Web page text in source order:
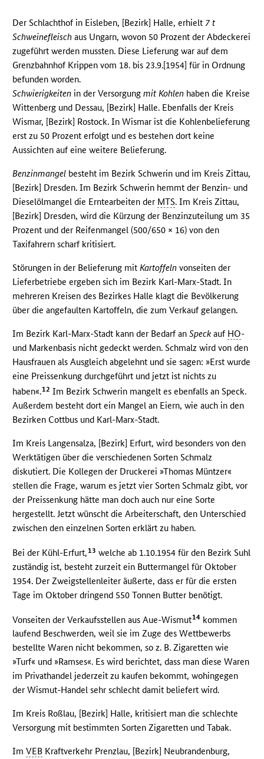
Der Schlachthof in Eisleben, [Bezirk] Halle, erhielt 7 t
Schweinefleisch aus Ungarn, wovon 50 Prozent der Abdeckerei
zugeführt werden mussten. Diese Lieferung war auf dem
Grenzbahnhof Krippen vom 18. bis 23.9.[1954] für in Ordnung
befunden worden.
Schwierigkeiten in der Versorgungmit Kohlen haben die Kreise
Wittenberg und Dessau, [Bezirk] Halle. Ebenfalls der Kreis
Wismar, [Bezirk] Rostock. In Wismar ist die Kohlenbelieferung
erst zu 50 Prozent erfolgt und es bestehen dort keine
Aussichten auf eine weitere Belieferung.
Benzinmangel besteht im Bezirk Schwerin und im Kreis Zittau,
[Bezirk] Dresden. Im Bezirk Schwerin hemmt der Benzin- und
Dieselölmangel die Erntearbeiten der MTS. Im Kreis Zittau,
[Bezirk] Dresden, wird die Kürzung der Benzinzuteilung um 35
Prozent und der Reifenmangel (500/650 × 16) von den
Taxifahrern scharf kritisiert.
Störungen in der Belieferung mitKartoffeln vonseiten der
Lieferbetriebe ergeben sich im Bezirk Karl-Marx-Stadt. In
mehreren Kreisen des Bezirkes Halle klagt die Bevölkerung
über die angefaulten Kartoffeln, die zum Verkauf gelangen.
Im Bezirk Karl-Marx-Stadt kann der Bedarf anSpeck auf HO-
und Markenbasis nicht gedeckt werden. Schmalz wird von den
Hausfrauen als Ausgleich abgelehnt und sie sagen: »Erst wurde
eine Preissenkung durchgeführt und jetzt ist nichts zu
haben«.12 Im Bezirk Schwerin mangelt es ebenfalls an Speck.
Außerdem besteht dort ein Mangel an Eiern, wie auch in den
Bezirken Cottbus und Karl-Marx-Stadt.
Im Kreis Langensalza, [Bezirk] Erfurt, wird besonders von den
Werktätigen über die verschiedenen Sorten Schmalz
diskutiert. Die Kollegen der Druckerei »Thomas Müntzer«
stellen die Frage, warum es jetzt vier Sorten Schmalz gibt, vor
der Preissenkung hätte man doch auch nur eine Sorte
hergestellt. Jetzt wünscht die Arbeiterschaft, den Unterschied
zwischen den einzelnen Sorten erklärt zu haben.
Bei der Kühl-Erfurt,13 welche ab 1.10.1954 für den Bezirk Suhl
zuständig ist, besteht zurzeit ein Buttermangel für Oktober
1954. Der Zweigstellenleiter äußerte, dass er für die ersten
Tage im Oktober dringend 550 Tonnen Butter benötigt.
Vonseiten der Verkaufsstellen aus Aue-Wismut14 kommen
laufend Beschwerden, weil sie im Zuge des Wettbewerbs
bestellte Waren nicht bekommen, so z. B. Zigaretten wie
»Turf« und »Ramses«. Es wird berichtet, dass man diese Waren
im Privathandel jederzeit zu kaufen bekommt, wohingegen
der Wismut-Handel sehr schlecht damit beliefert wird.
Im Kreis Roßlau, [Bezirk] Halle, kritisiert man die schlechte
Versorgung mit bestimmten Sorten Zigaretten und Tabak.
ImVEB Kraftverkehr Prenzlau, [Bezirk] Neubrandenburg,